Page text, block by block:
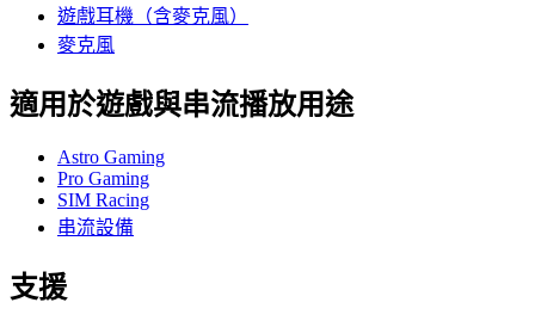
遊戲耳機（含麥克風）
麥克風
適用於遊戲與串流播放用途
Astro Gaming
Pro Gaming
SIM Racing
串流設備
支援